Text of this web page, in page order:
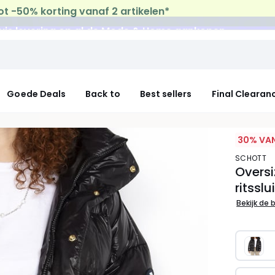
leveringop al de Mode & Home aankopen
Goede Deals Back to Best sellers Final
30%
SCHOTT
Bekijk de